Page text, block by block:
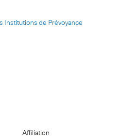
Institutions de Prévoyance
Affiliation